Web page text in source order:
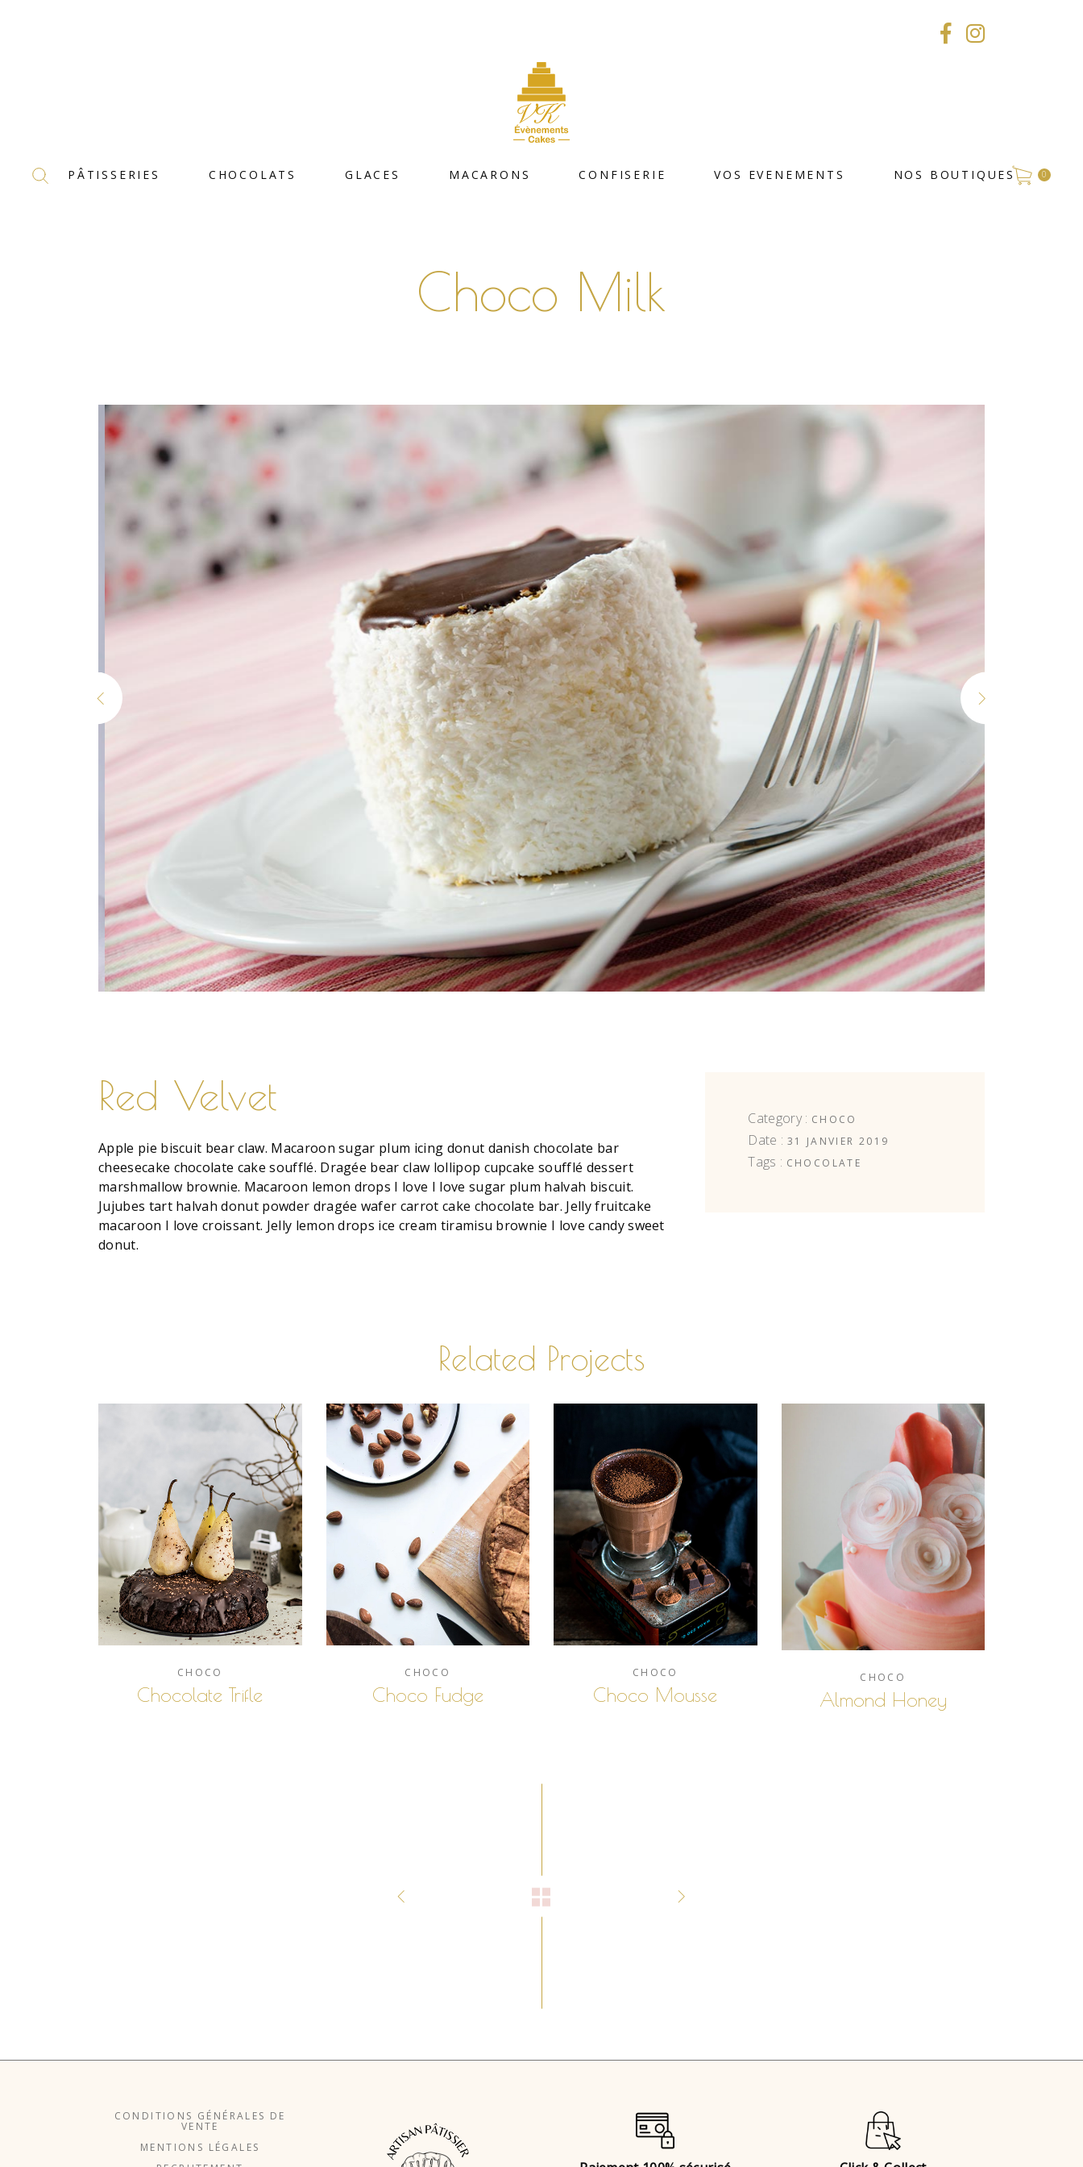
PÂTISSERIES CHOCOLATS GLACES MACARONS CONFISERIE VOS EVENEMENTS NOS BOUTIQUES 0
Choco Milk
Red Velvet
Apple pie biscuit bear claw. Macaroon sugar plum icing donut danish chocolate bar
cheesecake chocolate cake soufflé. Dragée bear claw lollipop cupcake soufflé dessert
marshmallow brownie. Macaroon lemon drops I love I love sugar plum halvah biscuit.
Jujubes tart halvah donut powder dragée wafer carrot cake chocolate bar. Jelly fruitcake
macaroon I love croissant. Jelly lemon drops ice cream tiramisu brownie I love candy sweet
donut.
Category : CHOCO
Date : 31 JANVIER 2019
Tags : CHOCOLATE
Related Projects
CHOCO
Chocolate Trifle
CHOCO
Choco Fudge
CHOCO
Choco Mousse
CHOCO
Almond Honey
CONDITIONS GÉNÉRALES DE
VENTE
MENTIONS LÉGALES